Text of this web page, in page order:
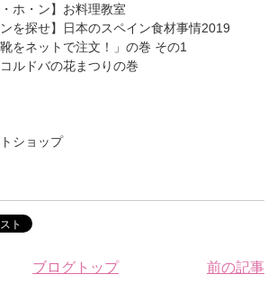
ホ・ン】お料理教室
ンを探せ】日本のスペイン食材事情2019
をネットで注文！」の巻 その1
ルドバの花まつりの巻
ショップ
ブログトップ 前の記事